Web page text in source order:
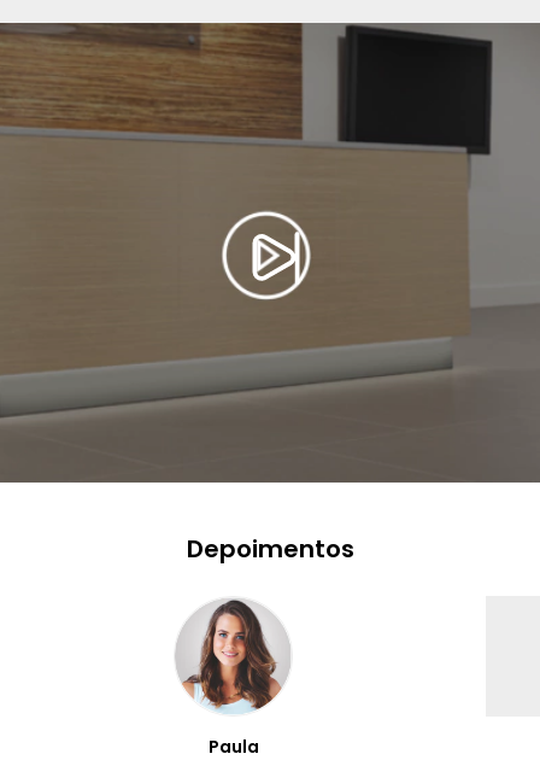
Depoimentos
Paula